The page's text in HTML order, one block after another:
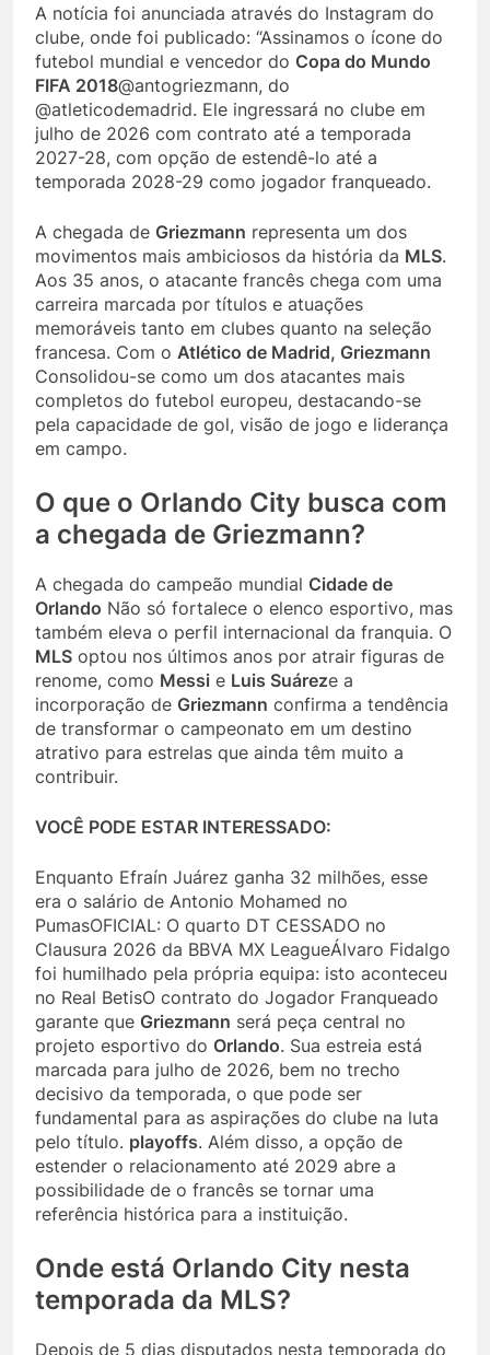
A notícia foi anunciada através do Instagram do
clube, onde foi publicado: “Assinamos o ícone do
futebol mundial e vencedor do Copa do Mundo
FIFA 2018@antogriezmann, do
@atleticodemadrid. Ele ingressará no clube em
julho de 2026 com contrato até a temporada
2027-28, com opção de estendê-lo até a
temporada 2028-29 como jogador franqueado.
A chegada de Griezmann representa um dos
movimentos mais ambiciosos da história da MLS.
Aos 35 anos, o atacante francês chega com uma
carreira marcada por títulos e atuações
memoráveis ​​tanto em clubes quanto na seleção
francesa. Com o Atlético de Madrid, Griezmann
Consolidou-se como um dos atacantes mais
completos do futebol europeu, destacando-se
pela capacidade de gol, visão de jogo e liderança
em campo.
O que o Orlando City busca com
a chegada de Griezmann?
A chegada do campeão mundial Cidade de
Orlando Não só fortalece o elenco esportivo, mas
também eleva o perfil internacional da franquia. O
MLS optou nos últimos anos por atrair figuras de
renome, como Messi e Luis Suáreze a
incorporação de Griezmann confirma a tendência
de transformar o campeonato em um destino
atrativo para estrelas que ainda têm muito a
contribuir.
VOCÊ PODE ESTAR INTERESSADO:
Enquanto Efraín Juárez ganha 32 milhões, esse
era o salário de Antonio Mohamed no
PumasOFICIAL: O quarto DT CESSADO no
Clausura 2026 da BBVA MX LeagueÁlvaro Fidalgo
foi humilhado pela própria equipa: isto aconteceu
no Real BetisO contrato do Jogador Franqueado
garante que Griezmann será peça central no
projeto esportivo do Orlando. Sua estreia está
marcada para julho de 2026, bem no trecho
decisivo da temporada, o que pode ser
fundamental para as aspirações do clube na luta
pelo título. playoffs. Além disso, a opção de
estender o relacionamento até 2029 abre a
possibilidade de o francês se tornar uma
referência histórica para a instituição.
Onde está Orlando City nesta
temporada da MLS?
Depois de 5 dias disputados nesta temporada do